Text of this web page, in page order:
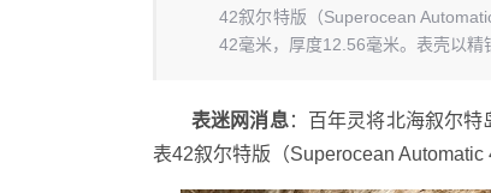
42叙尔特版（Superocean
42毫米，厚度12.56毫米。表壳以精
表迷网消息：百年灵将北海叙尔特
表42叙尔特版（Superocean